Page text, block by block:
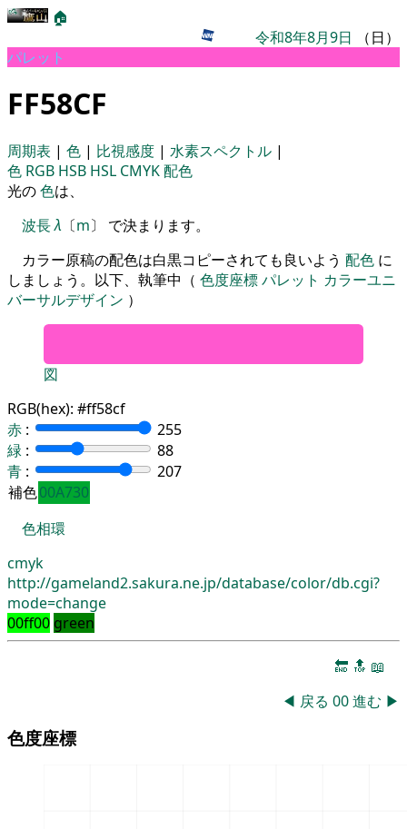
🏠
令和8年8月9日 （日）
パレット
FF58CF
周期表 | 色 | 比視感度 | 水素スペクトル |
色 RGB HSB HSL CMYK配色
光の色は、
波長λ 〔m〕 で決まります。
カラー原稿の配色は白黒コピーされても良いよう 配色 に
しましょう。以下、執筆中（ 色度座標パレット カラーユニ
バーサルデザイン ）
図
RGB(hex): #ff58cf
赤 :
255
緑 :
88
青 :
207
補色00A730
色相環
cmyk
http://gameland2.sakura.ne.jp/database/color/db.cgi?
mode=change
00ff00 green
🔚 🔝 📖
◀ 戻る 00進む ▶
色度座標